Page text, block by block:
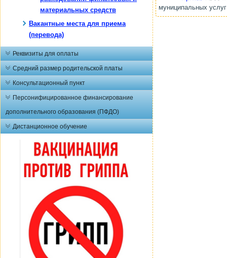
материальных средств
Вакантные места для приема
(перевода)
Реквизиты для оплаты
Средний размер родительской платы
Консультационный пункт
Персонифицированное финансирование
дополнительного образования (ПФДО)
Дистанционное обучение
муниципальных